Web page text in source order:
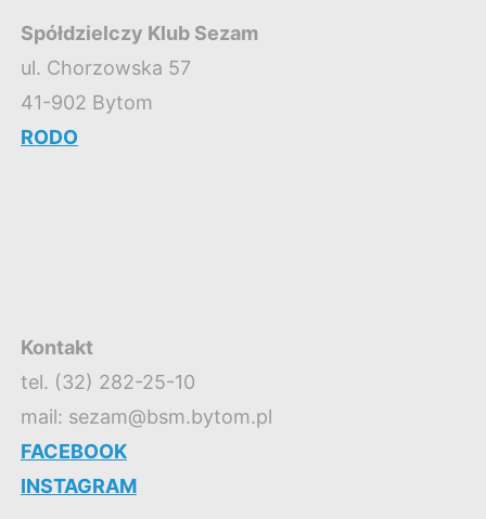
Spółdzielczy Klub Sezam
ul. Chorzowska 57
41-902 Bytom
RODO
Kontakt
tel. (32) 282-25-10
mail: sezam@bsm.bytom.pl
FACEBOOK
INSTAGRAM